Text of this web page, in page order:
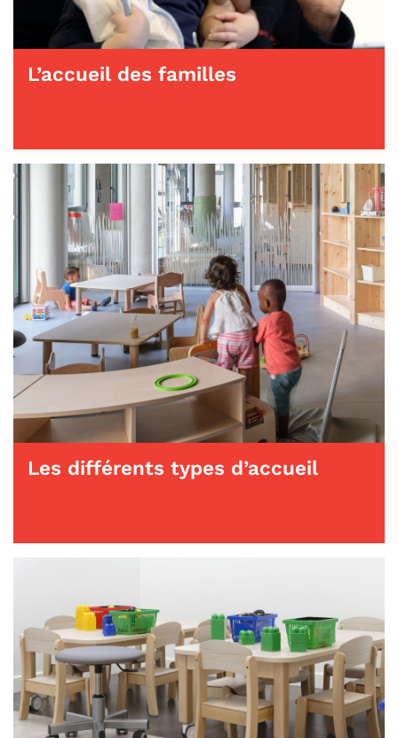
L’accueil des familles
Les différents types d’accueil